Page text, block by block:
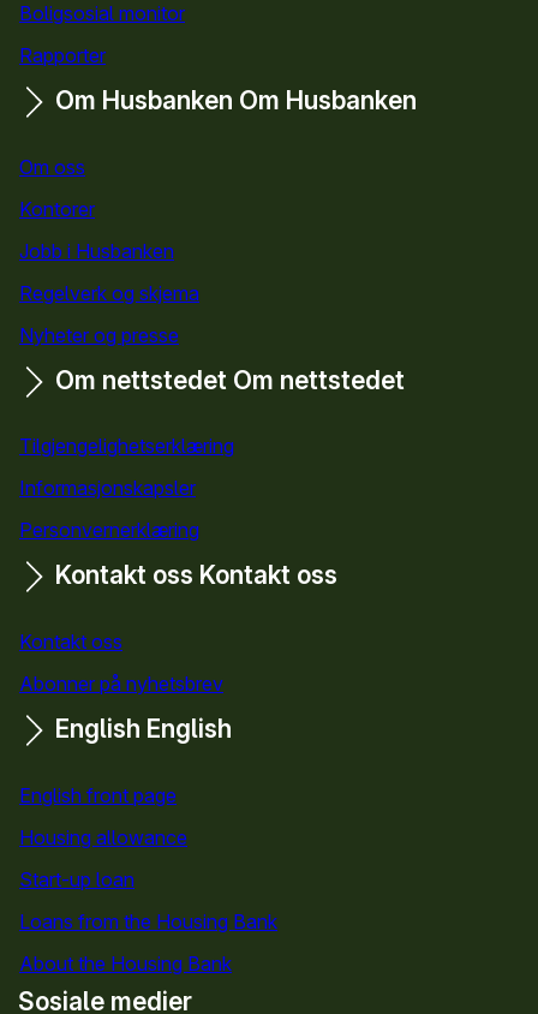
Boligsosial monitor
Rapporter
Om Husbanken Om Husbanken
Om oss
Kontorer
Jobb i Husbanken
Regelverk og skjema
Nyheter og presse
Om nettstedet Om nettstedet
Tilgjengelighetserklæring
Informasjonskapsler
Personvernerklæring
Kontakt oss Kontakt oss
Kontakt oss
Abonner på nyhetsbrev
English English
English front page
Housing allowance
Start-up loan
Loans from the Housing Bank
About the Housing Bank
Sosiale medier